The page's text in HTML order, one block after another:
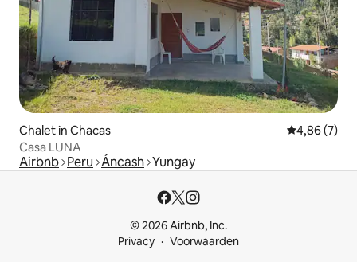
Chalet in Chacas Gemiddelde
4,86 (7)
Casa LUNA
Airbnb Peru Áncash Yungay
© 2026 Airbnb, Inc.
Privacy
Voorwaarden